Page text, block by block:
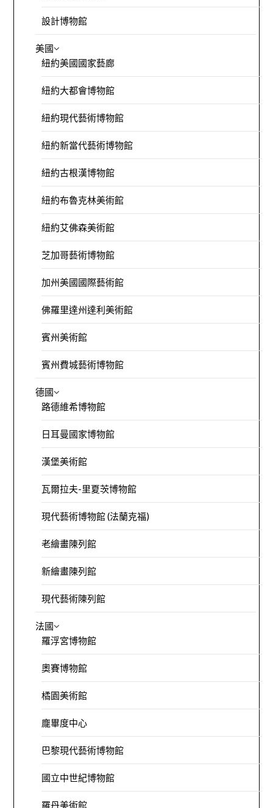
設計博物館
美國
紐約美國國家藝廊
紐約大都會博物館
紐約現代藝術博物館
紐約新當代藝術博物館
紐約古根漢博物館
紐約布魯克林美術館
紐約艾佛森美術館
芝加哥藝術博物館
加州美國國際藝術館
佛羅里達州達利美術館
賓州美術館
賓州費城藝術博物館
德國
路德維希博物館
日耳曼國家博物館
漢堡美術館
瓦爾拉夫-里夏茨博物館
現代藝術博物館 (法蘭克福)
老繪畫陳列館
新繪畫陳列館
現代藝術陳列館
法國
羅浮宮博物館
奧賽博物館
橘園美術館
龐畢度中心
巴黎現代藝術博物館
國立中世紀博物館
羅丹美術館